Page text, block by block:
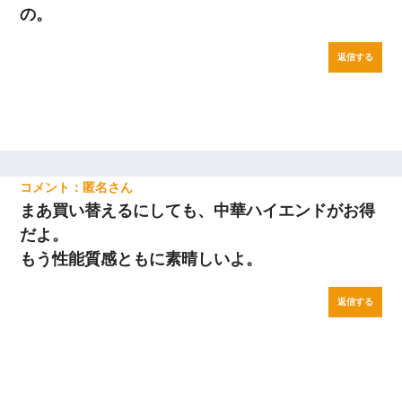
の。
返信する
匿名
まあ買い替えるにしても、中華ハイエンドがお得
だよ。
もう性能質感ともに素晴しいよ。
返信する